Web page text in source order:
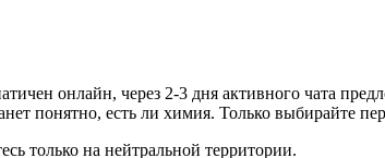
онлайн, через 2-3 дня активного чата
понятно, есть ли химия. Только выбирайте
только на нейтральной территории.